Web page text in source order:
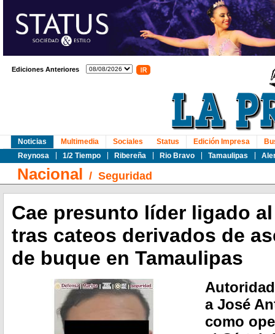
Ediciones Anteriores
Noticias
Reynosa
1/2 Tiempo Ribereña Rio Bravo Tamaulipas
Multimedia Sociales Status Edición Impresa
Nacional / Seguridad
Cae presunto líder ligado
tras cateos derivados de
de buque en Tamaulipas
a José
como